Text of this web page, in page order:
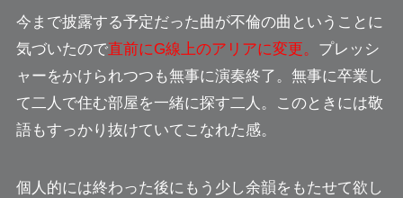
今まで披露する予定だった曲が不倫の曲 ということに
気づいたので直前にG線上のアリアに変更。 プレッシ
ャーをかけられつつも無事に演奏終了。無事に卒業し
て二人で住む部屋を一緒に探す二人。このときには敬
語もすっかり抜けていて こなれた感。
個人的には終わった後にもう少し余韻をもたせて欲し